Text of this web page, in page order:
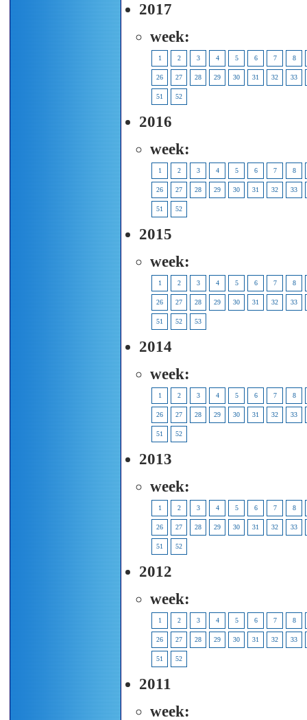
2017
week:
1 2 3 4 5 6 7 8
26 27 28 29 30 31 32 33
51 52
2016
week:
1 2 3 4 5 6 7 8
26 27 28 29 30 31 32 33
51 52
2015
week:
1 2 3 4 5 6 7 8
26 27 28 29 30 31 32 33
51 52 53
2014
week:
1 2 3 4 5 6 7 8
26 27 28 29 30 31 32 33
51 52
2013
week:
1 2 3 4 5 6 7 8
26 27 28 29 30 31 32 33
51 52
2012
week:
1 2 3 4 5 6 7 8
26 27 28 29 30 31 32 33
51 52
2011
week: